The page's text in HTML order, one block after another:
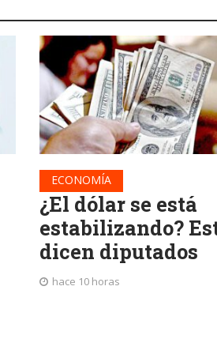
ECONOMÍA
¿El dólar se está
estabilizando?
dicen diputados
hace 10 horas